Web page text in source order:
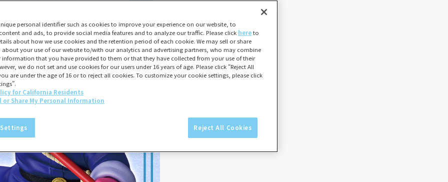
personal identifier such as cookies to improve your experience on our website, to
and ads, to provide social media features and to analyze our traffic. Please click hereto
about how we use cookies and the retention period of each cookie. We may sell or share
your use of our website to/with our analytics and advertising partners, who may combine
that you have provided to them or that they have collected from your use of their
we do not set and use cookies for our users under 16 years of age. Please click “Reject All
are under the age of 16 or to reject all cookies. To customize your cookie settings, please click
for California Residents
or Share My Personal Information
Reject All Cookies